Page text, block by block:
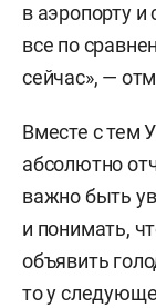
в аэропорту
все по
сейчас», —
Вместе с тем
абсолютно
важно быть
и понимать,
объявить
то у